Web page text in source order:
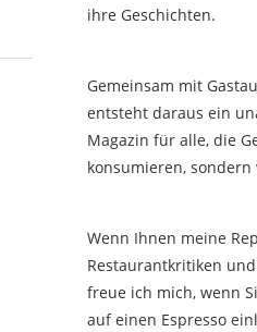
ihre Geschichten.
Gemeinsam mit
entsteht daraus ein
Magazin für alle, die
konsumieren,
Wenn Ihnen meine
Restaurantkritiken
freue ich mich, wenn
auf einen Espresso